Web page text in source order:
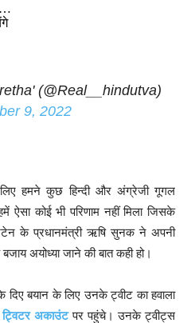
(@Real__hindutva)
9, 2022
हमने कुछ हिन्दी और अंग्रेजी गूगल
ऐसा कोई भी परिणाम नहीं मिला जिसके
के प्रधानमंत्री ऋषि सुनक ने अपनी
अयोध्या जाने की बात कही हो।
बयान के लिए उनके ट्वीट का हवाला
ट्विटर अकाउंटपर पहुंचे। उनके ट्वीट्स